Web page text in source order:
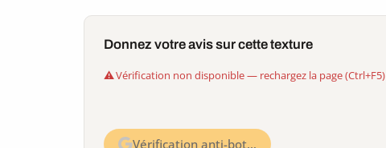
Donnez votre avis sur cette texture
Vérification non disponible — rechargez la page (Ctrl+F5)
Vérification anti-bot…